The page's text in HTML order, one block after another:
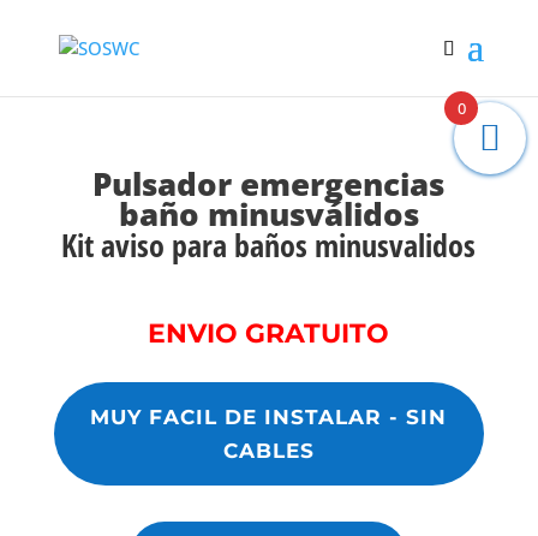
Pulsador emergencias
baño minusválidos
Kit aviso para baños minusvalidos
ENVIO GRATUITO
MUY FACIL DE INSTALAR - SIN
CABLES
0